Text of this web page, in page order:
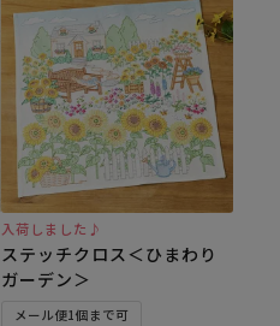
入荷しました♪
ステッチクロス＜ひまわり
ガーデン＞
メール便1個まで可